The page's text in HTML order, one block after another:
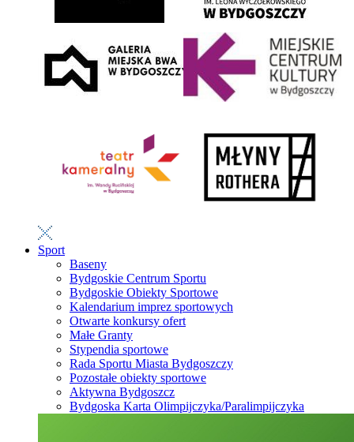
Sport
Baseny
Bydgoskie Centrum Sportu
Bydgoskie Obiekty Sportowe
Kalendarium imprez sportowych
Otwarte konkursy ofert
Małe Granty
Stypendia sportowe
Rada Sportu Miasta Bydgoszczy
Pozostałe obiekty sportowe
Aktywna Bydgoszcz
Bydgoska Karta Olimpijczyka/Paralimpijczyka